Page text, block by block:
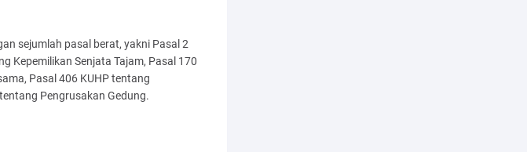
sejumlah pasal berat, yakni Pasal 2
Kepemilikan Senjata Tajam, Pasal 170
Pasal 406 KUHP tentang
Pengrusakan Gedung.